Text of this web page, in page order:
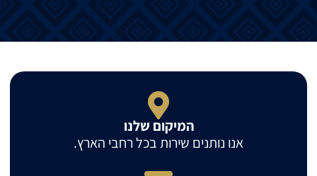
המיקום שלנו
אנו נותנים שירות בכל רחבי הארץ.